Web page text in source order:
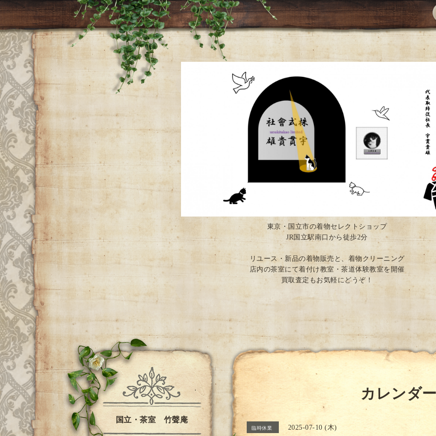
東京・国立市の着物セレクトショップ
JR国立駅南口から徒歩2分
リユース・新品の着物販売と、着物クリーニング
店内の茶室にて着付け教室・茶道体験教室を開催
買取査定もお気軽にどうぞ！
カレンダ
臨時休業 2025-07-10 (木)
国立・茶室 竹聲庵